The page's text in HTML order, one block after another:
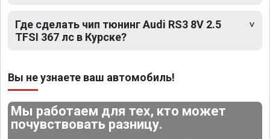
Где сделать чип тюнинг Audi RS3 8V 2.5
TFSI 367 лс в Курске?
Вы не узнаете ваш автомобиль!
Мы работаем для тех, кто может
почувствовать разницу.